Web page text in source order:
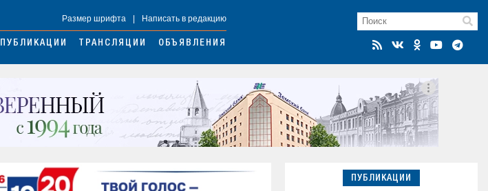
Размер шрифта Написать в редакцию
ПУБЛИКАЦИИ ТРАНСЛЯЦИИ ОБЪЯВЛЕНИЯ
ПУБЛИКАЦИИ